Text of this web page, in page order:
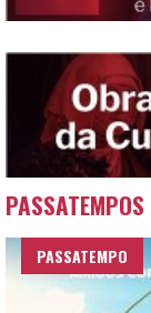
PASSATEMPOS
PASSATEMPO